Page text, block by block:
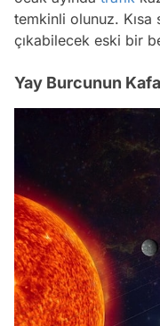
temkinli olunuz. Kısa
çıkabilecek eski bir
Yay Burcunun